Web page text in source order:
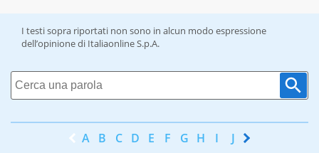
I testi sopra riportati non sono in alcun modo espressione
dell’opinione di Italiaonline S.p.A.
A B C D E F G H I J K